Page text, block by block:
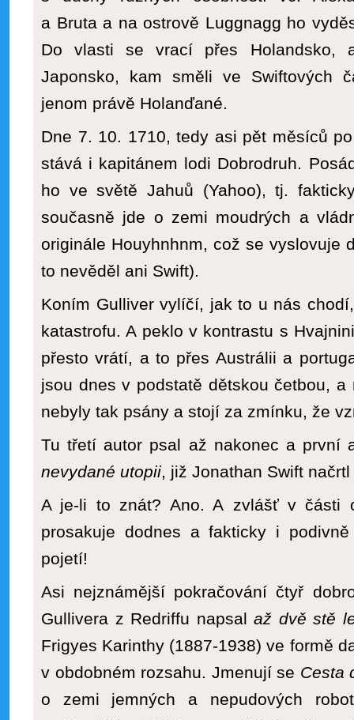
a Bruta a na ostrově Luggnagg ho
Do vlasti se vrací přes Holandsko,
Japonsko, kam směli ve Swiftových
jenom právě Holanďané.
Dne 7. 10. 1710, tedy asi pět měsíců
stává i kapitánem lodi Dobrodruh.
ho ve světě Jahuů (Yahoo), tj.
současně jde o zemi moudrých a
originále Houyhnhnm, což se vyslovuje
to nevěděl ani Swift).
Koním Gulliver vylíčí, jak to u nás
katastrofu. A peklo v kontrastu s
přesto vrátí, a to přes Austrálii a
jsou dnes v podstatě dětskou četbou, a
nebyly tak psány a stojí za zmínku, že
Tu třetí autor psal až nakonec a
nevydané utopii, již Jonathan Swift
A je-li to znát? Ano. A zvlášť v části
prosakuje dodnes a fakticky i
pojetí!
Asi nejznámější pokračování čtyř
Gullivera z Redriffu napsal až dvě stě
Frigyes Karinthy (1887-1938) ve formě
v obdobném rozsahu. Jmenují se Cesta
o zemi jemných a nepudových